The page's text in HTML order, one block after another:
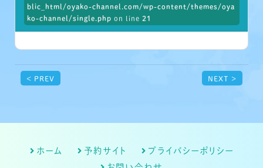
blic_html/oyako-channel.com/wp-content/themes/oya
ko-channel/single.php on line 21
< PREV NEXT >
ホーム 予約サイト
プライバシーポリシー